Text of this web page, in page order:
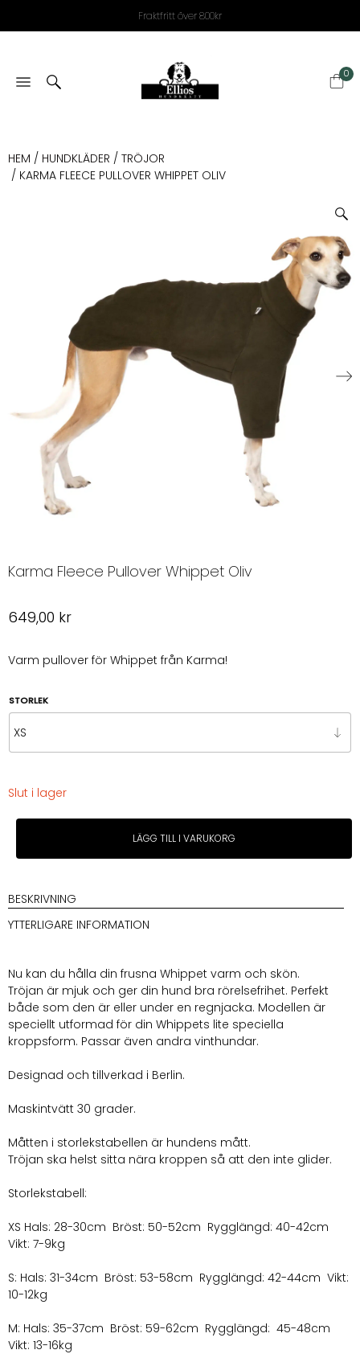
Fraktfritt över 800kr
0
HEM / HUNDKLÄDER / TRÖJOR
/ KARMA FLEECE PULLOVER WHIPPET OLIV
Karma Fleece Pullover Whippet Oliv
649,00 kr
Varm pullover för Whippet från Karma!
STORLEK
Slut i lager
Karma
Pullover
Oliv
mängd
LÄGG TILL I VARUKORG
BESKRIVNING
YTTERLIGARE INFORMATION
Nu kan du hålla din frusna Whippet varm och skön.
Tröjan är mjuk och ger din hund bra rörelsefrihet. Perfekt
både som den är eller under en regnjacka. Modellen är
speciellt utformad för din Whippets lite speciella
kroppsform. Passar även andra vinthundar.
Designad och tillverkad i Berlin.
Maskintvätt 30 grader.
Måtten i storlekstabellen är hundens mått.
Tröjan ska helst sitta nära kroppen så att den inte glider.
Storlekstabell:
XS Hals: 28-30cm Bröst: 50-52cm Rygglängd: 40-42cm
Vikt: 7-9kg
S: Hals: 31-34cm Bröst: 53-58cm Rygglängd: 42-44cm Vikt:
10-12kg
M: Hals: 35-37cm Bröst: 59-62cm Rygglängd: 45-48cm
Vikt: 13-16kg